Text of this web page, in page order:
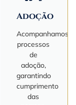
Adoção
Acompanhamos
processos
de
adoção,
garantindo
cumprimento
das